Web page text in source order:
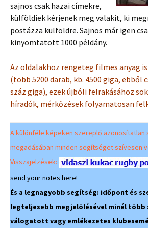
sajnos csak hazai címekre,
külföldiek kérjenek meg valakit, ki
postázza külföldre. Sajnos már igen
kinyomtatott 1000 példány.
Az oldalakhoz rengeteg filmes anyag
(több 5200 darab, kb. 4500 giga, ebből
száz giga), ezek újbóli felrakásához
híradók, mérkőzések folyamatosan
A különféle képeken szereplő azonosítatlan
megadásában minden segítséget szívesen
Visszajelzések:
send your notes here!
És a legnagyobb segítség: időpont és
legteljesebb megjelölésével minél több
válogatott vagy emlékezetes